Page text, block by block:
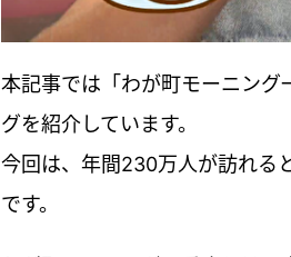
本記事では「わが町モーニング
グを紹介しています。
今回は、年間230万人が訪れる
です。